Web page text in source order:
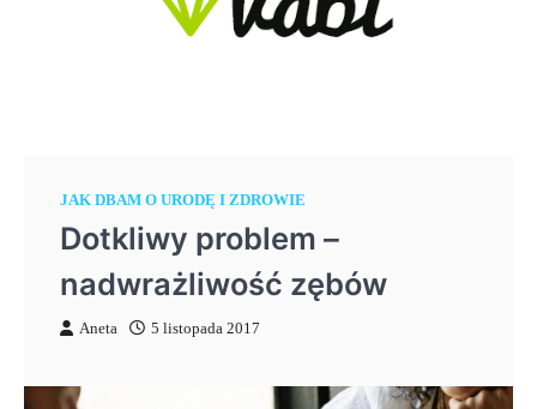
JAK DBAM O URODĘ I ZDROWIE
Dotkliwy problem –
nadwrażliwość zębów
Aneta 5 listopada 2017